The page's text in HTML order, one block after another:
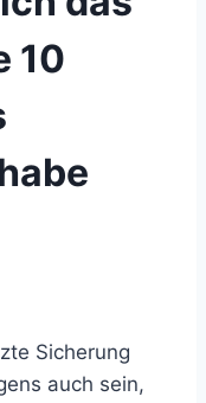
10
Sicherung
auch sein,